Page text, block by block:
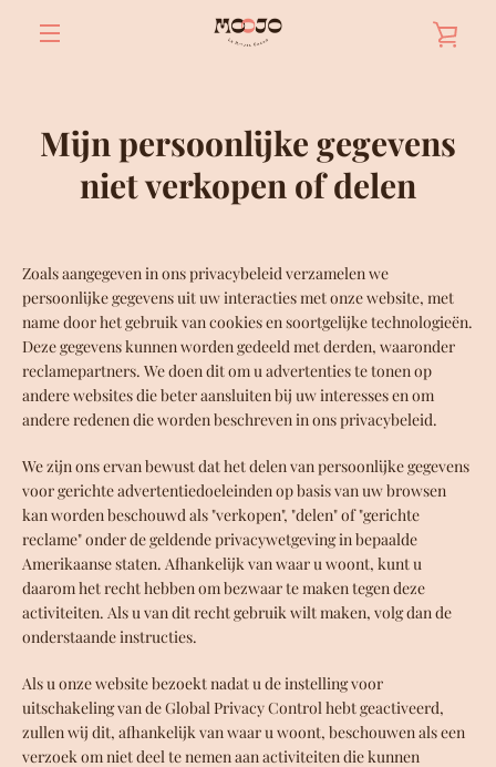
Mijn persoonlijke gegevens
niet verkopen of delen
Zoals aangegeven in ons privacybeleid verzamelen we
persoonlijke gegevens uit uw interacties met onze website, met
name door het gebruik van cookies en soortgelijke technologieën.
Deze gegevens kunnen worden gedeeld met derden, waaronder
reclamepartners. We doen dit om u advertenties te tonen op
andere websites die beter aansluiten bij uw interesses en om
andere redenen die worden beschreven in ons privacybeleid.
We zijn ons ervan bewust dat het delen van persoonlijke gegevens
voor gerichte advertentiedoeleinden op basis van uw browsen
kan worden beschouwd als "verkopen", "delen" of "gerichte
reclame" onder de geldende privacywetgeving in bepaalde
Amerikaanse staten. Afhankelijk van waar u woont, kunt u
daarom het recht hebben om bezwaar te maken tegen deze
activiteiten. Als u van dit recht gebruik wilt maken, volg dan de
onderstaande instructies.
Als u onze website bezoekt nadat u de instelling voor
uitschakeling van de Global Privacy Control hebt geactiveerd,
zullen wij dit, afhankelijk van waar u woont, beschouwen als een
verzoek om niet deel te nemen aan activiteiten die kunnen